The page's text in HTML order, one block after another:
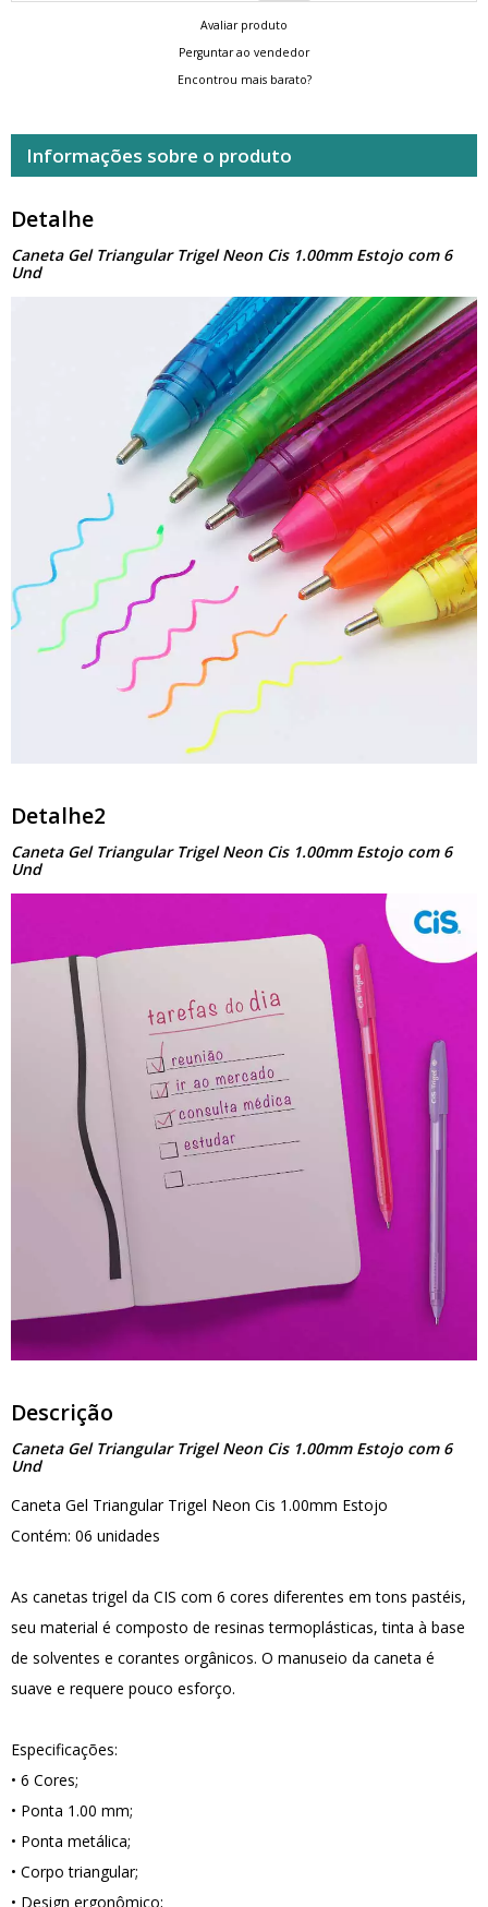
Avaliar produto
Perguntar ao vendedor
Encontrou mais barato?
Informações sobre o produto
Detalhe
Caneta Gel Triangular Trigel Neon Cis 1.00mm Estojo com 6
Und
Detalhe2
Caneta Gel Triangular Trigel Neon Cis 1.00mm Estojo com 6
Und
Descrição
Caneta Gel Triangular Trigel Neon Cis 1.00mm Estojo com 6
Und
Caneta Gel Triangular Trigel Neon Cis 1.00mm Estojo
Contém: 06 unidades
As canetas trigel da CIS com 6 cores diferentes em tons pastéis,
seu material é composto de resinas termoplásticas, tinta à base
de solventes e corantes orgânicos. O manuseio da caneta é
suave e requere pouco esforço.
Especificações:
• 6 Cores;
• Ponta 1.00 mm;
• Ponta metálica;
• Corpo triangular;
• Design ergonômico;